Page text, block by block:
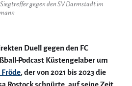
gegen den SV Darmstadt im
Duell gegen den FC
Podcast Küstengelaber um
Fröde, der von 2021 bis 2023 die
Rostock schnürte, auf seine Zeit